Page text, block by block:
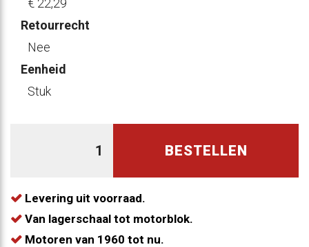
€ 22,29
Retourrecht
Nee
Eenheid
Stuk
BESTELLEN
Levering uit voorraad.
Van lagerschaal tot motorblok.
Motoren van 1960 tot nu.